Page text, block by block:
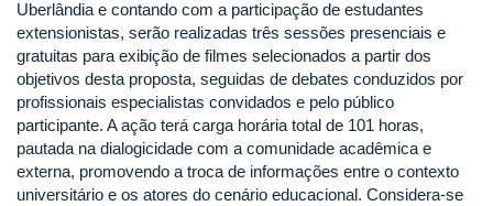
Uberlândia e contando com a participação de estudantes
extensionistas, serão realizadas três sessões presenciais e
gratuitas para exibição de filmes selecionados a partir dos
objetivos desta proposta, seguidas de debates conduzidos por
profissionais especialistas convidados e pelo público
participante. A ação terá carga horária total de 101 horas,
pautada na dialogicidade com a comunidade acadêmica e
externa, promovendo a troca de informações entre o contexto
universitário e os atores do cenário educacional. Considera-se